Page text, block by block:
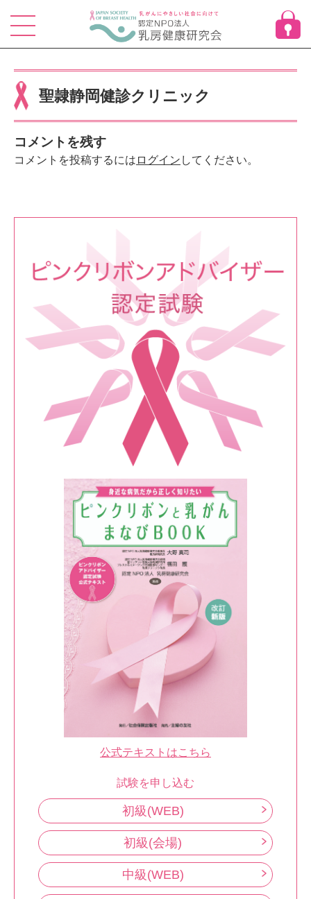
聖隷静岡健診クリニック
コメントを残す
コメントを投稿するには ログイン してください。
公式テキストはこちら
試験を申し込む
初級(WEB)
初級(会場)
中級(WEB)